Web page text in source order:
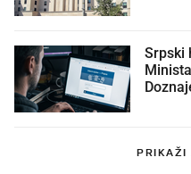
Srpski
PRIKAŽI